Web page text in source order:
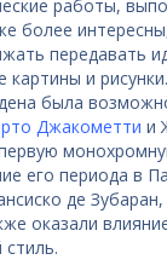
работы,
более
передавать
картины и
была
Джакометти и
его периода в
де
оказали